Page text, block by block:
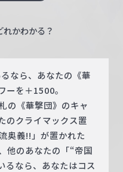
かわかる？
なら、あなたの《華
ーを＋1500。
の《華撃団》のキャ
のクライマックス置
奥義!!」が置かれた
他のあなたの「“帝国
るなら、あなたはコス